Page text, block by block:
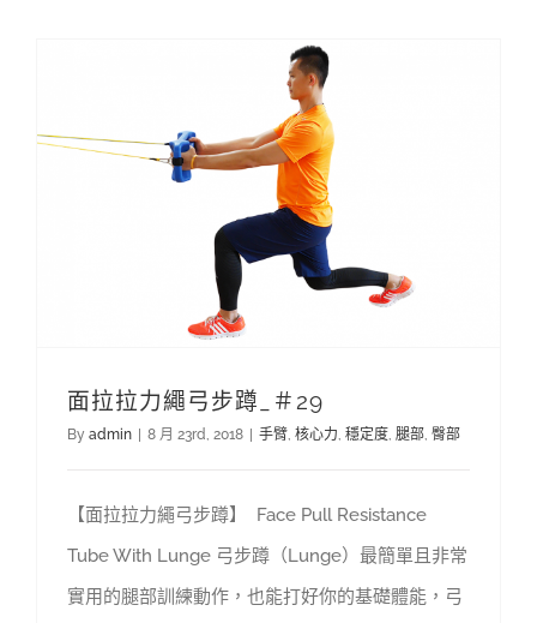
面拉拉力繩弓步蹲_＃29
By admin 8 月 23rd, 2018 手臂, 核心力, 穩定度, 腿部, 臀部
【面拉拉力繩弓步蹲】 Face Pull Resistance
Tube With Lunge 弓步蹲（Lunge）最簡單且非常
實用的腿部訓練動作，也能打好你的基礎體能，弓